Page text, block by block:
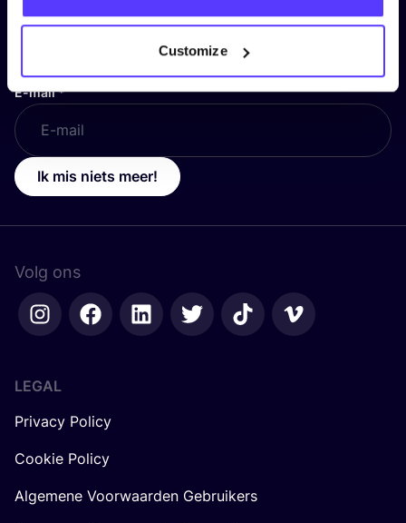
Customize
Voornaam*
E-mail*
Ik mis niets meer!
Volg ons
LEGAL
Privacy Policy
Cookie Policy
Algemene Voorwaarden Gebruikers